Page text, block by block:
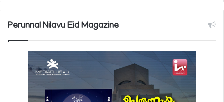
Perunnal Nilavu Eid Magazine